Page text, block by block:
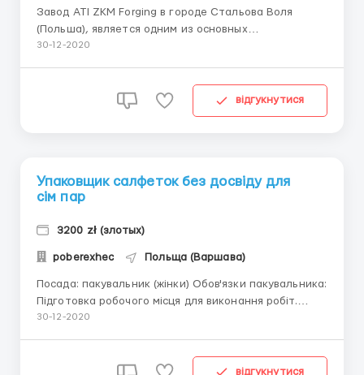
Завод ATI ZKM Forging в городе Стальова Воля
(Польша), является одним из основных
производителей деталей для авиации, железной
изготавливают (отливают) детали к автомобильной
и авиационной промышленности. Работа для
30-12-2020
відгукнутися
Упаковщик салфеток без досвіду для
сім пар
3200 zł (злотых)
poberexhec Польща (Варшава)
Посада: пакувальник (жінки) Обов'язки пакувальника:
Підготовка робочого місця для виконання робіт.
Перевірка якості сировини і продуктів відповідно до
Маркування коробок відповідними номе...
30-12-2020
відгукнутися